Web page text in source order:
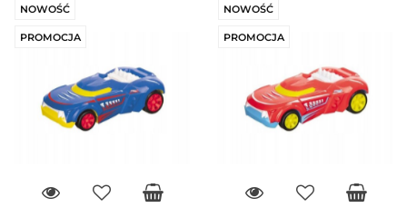
NOWOŚĆ
PROMOCJA
NOWOŚĆ
PROMOCJA